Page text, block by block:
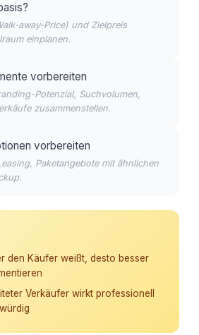
away-Price) und Zielpreis
einplanen.
vorbereiten
Potenzial, Suchvolumen,
zusammenstellen.
vorbereiten
Paketangebote mit ähnlichen
den Käufer weißt, desto besser
Verkäufer wirkt professionell